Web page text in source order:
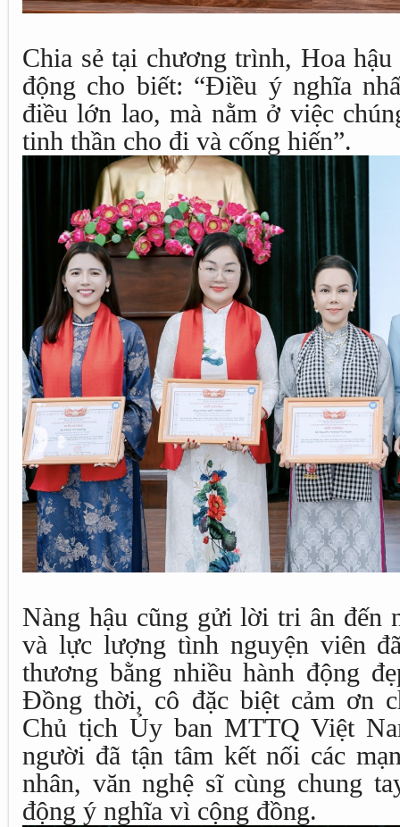
Chia sẻ tại chương trình, Hoa
động cho biết: “Điều ý nghĩa
điều lớn lao, mà nằm ở việc
tinh thần cho đi và cống hiến”.
Nàng hậu cũng gửi lời tri ân đến
và lực lượng tình nguyện viên
thương bằng nhiều hành động
Đồng thời, cô đặc biệt cảm ơn
Chủ tịch Ủy ban MTTQ Việt
người đã tận tâm kết nối các
nhân, văn nghệ sĩ cùng chung
động ý nghĩa vì cộng đồng.